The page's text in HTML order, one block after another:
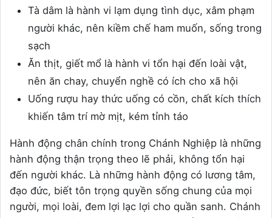
Tà dâm là hành vi lạm dụng tình dục, xâm phạm
người khác, nên kiềm chế ham muốn, sống trong
sạch
Ăn thịt, giết mổ là hành vi tổn hại đến loài vật,
nên ăn chay, chuyển nghề có ích cho xã hội
Uống rượu hay thức uống có cồn, chất kích thích
khiến tâm trí mờ mịt, kém tỉnh táo
Hành động chân chính trong Chánh Nghiệp là những
hành động thận trọng theo lẽ phải, không tổn hại
đến người khác. Là những hành động có lương tâm,
đạo đức, biết tôn trọng quyền sống chung của mọi
người, mọi loài, đem lợi lạc lợi cho quần sanh. Chánh